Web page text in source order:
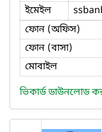
ইমেইল
ফোন (অফিস)
ফোন (বাসা)
মোবাইল
ভিকার্ড ডাউনলোড